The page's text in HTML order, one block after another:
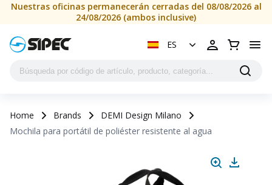
Nuestras oficinas permanecerán cerradas del 08/08/2026 al
24/08/2026 (ambos inclusive)
ES
Home Brands
DEMI Design Milano
Mochila para portátil de poliéster resistente al agua